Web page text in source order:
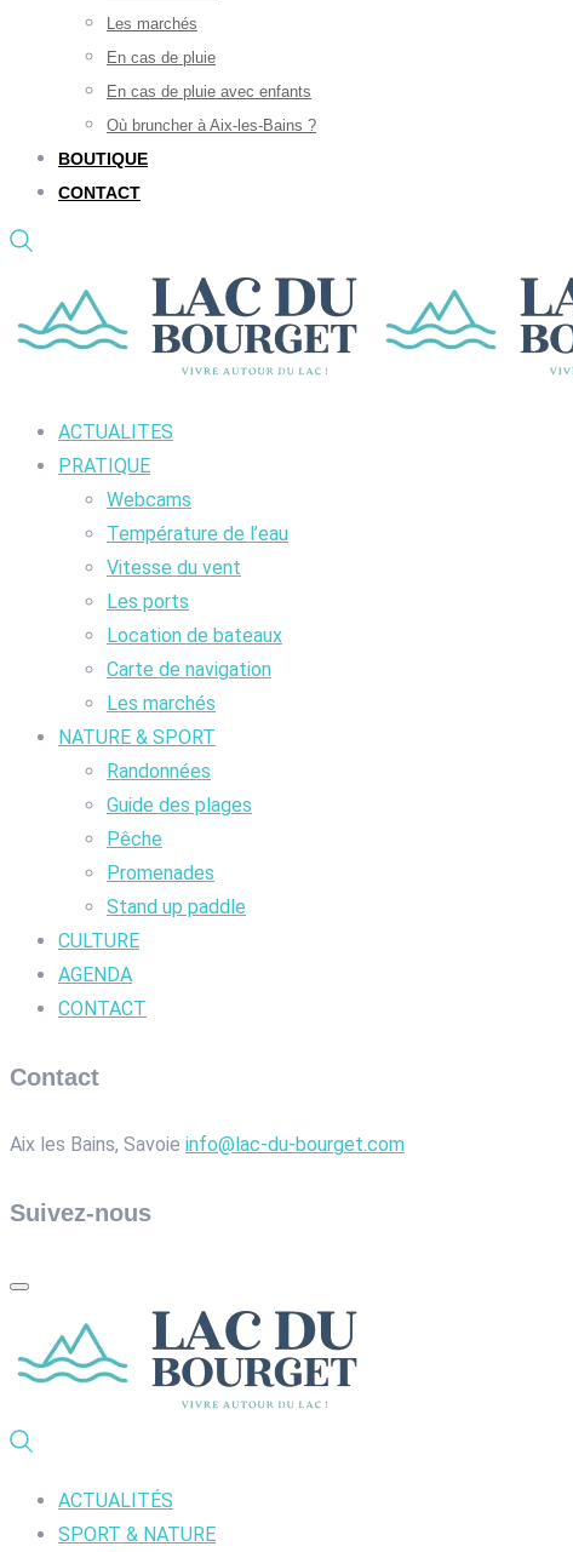
Les marchés
En cas de pluie
En cas de pluie avec enfants
Où bruncher à Aix-les-Bains ?
BOUTIQUE
CONTACT
ACTUALITES
PRATIQUE
Webcams
Température de l’eau
Vitesse du vent
Les ports
Location de bateaux
Carte de navigation
Les marchés
NATURE & SPORT
Randonnées
Guide des plages
Pêche
Promenades
Stand up paddle
CULTURE
AGENDA
CONTACT
Contact
Aix les Bains, Savoie info@lac-du-bourget.com
Suivez-nous
ACTUALITÉS
SPORT & NATURE